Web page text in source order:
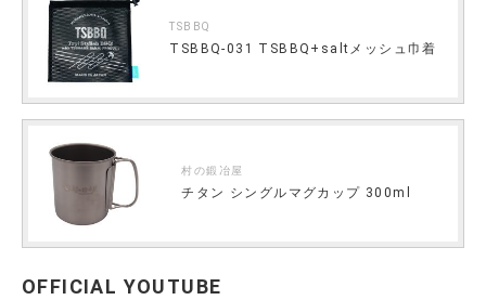
TSBBQ
TSBBQ-031 TSBBQ+saltメッシュ巾着
村の鍛冶屋
チタン シングルマグカップ 300ml
OFFICIAL YOUTUBE